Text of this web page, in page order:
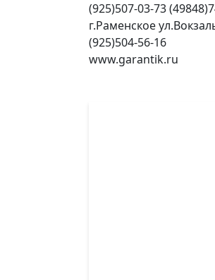
(925)507-03-73
г.Раменское
(925)504-56-16
www.garantik.ru